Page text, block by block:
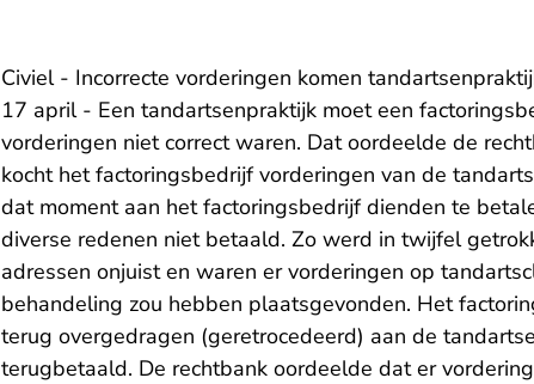
Civiel - Incorrecte vorderingen komen
17 april - Een tandartsenpraktijk moet een
vorderingen niet correct waren. Dat oordeelde de
kocht het factoringsbedrijf vorderingen van de
dat moment aan het factoringsbedrijf dienden te
diverse redenen niet betaald. Zo werd in twijfel
adressen onjuist en waren er vorderingen op
behandeling zou hebben plaatsgevonden. Het
terug overgedragen (geretrocedeerd) aan de
terugbetaald. De rechtbank oordeelde dat er